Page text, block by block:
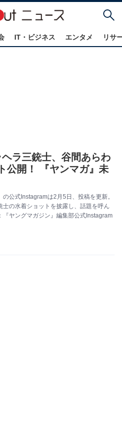
IT・ビジネス エンタメ リサ
ラ三銃士、谷間あらわ
公開！ 『ヤンマガ』未
公式Instagramは2月5日、投稿を更新。
の水着ショットを披露し、話題を呼ん
ヤングマガジン』編集部公式Instagram